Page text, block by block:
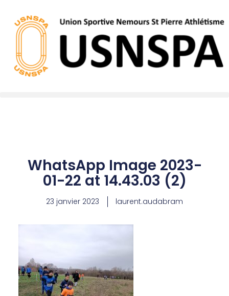
Aller
contenu
WhatsApp Image 2023-
01-22 at 14.43.03 (2)
23 janvier 2023 laurent.audabram